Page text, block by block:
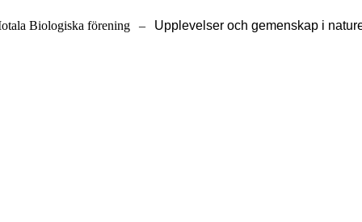
Biologiska förening – Upplevelser och gemenskap i